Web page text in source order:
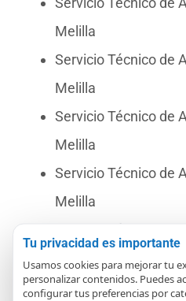
Melilla
Servicio Técnico de
Melilla
Servicio Técnico de
Melilla
Servicio Técnico de
Melilla
Servicio Técnico de
Melilla
Servicio Técnico de
Tu privacidad es importante
Usamos cookies para mejorar tu
personalizar contenidos. Puedes
configurar tus preferencias por